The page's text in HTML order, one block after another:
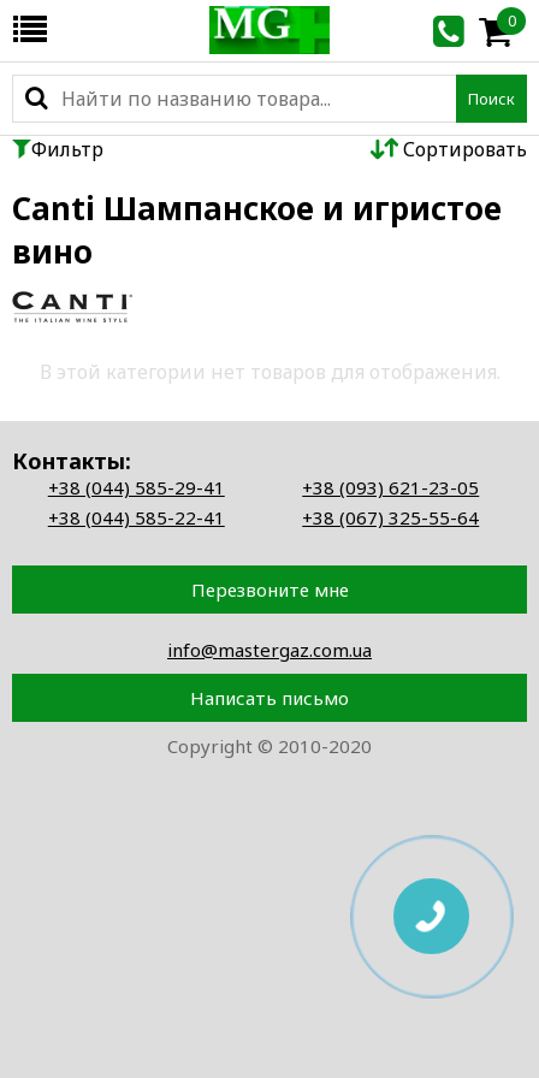
0
Поиск
Canti Шампанское и игристое
вино
Фильтр Сортировать
В этой категории нет товаров для отображения.
Контакты:
+38 (044) 585-29-41
+38 (093) 621-23-05
+38 (044) 585-22-41
+38 (067) 325-55-64
Перезвоните мне
info@mastergaz.com.ua
Написать письмо
Copyright © 2010-2020